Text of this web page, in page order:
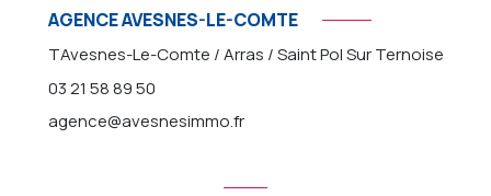
AGENCE AVESNES-LE-COMTE
TAvesnes-Le-Comte / Arras / Saint Pol Sur Ternoise
03 21 58 89 50
agence@avesnesimmo.fr